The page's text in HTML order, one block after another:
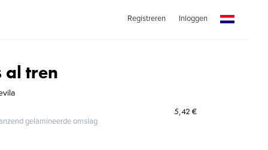
Registreren Inloggen
al tren
gelamineerde omslag
5,42 €